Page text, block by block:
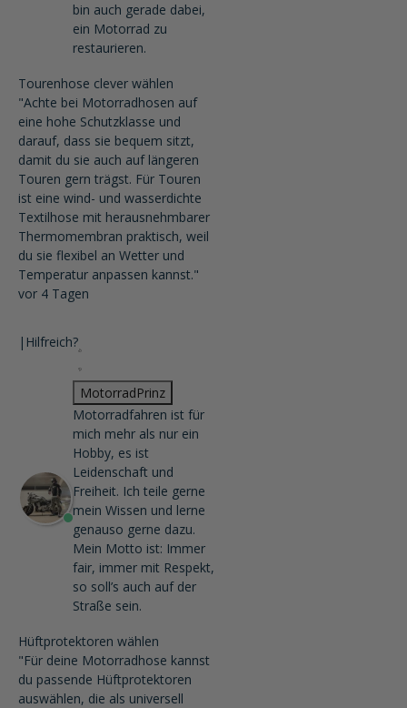
bin auch gerade dabei,
ein Motorrad zu
restaurieren.
Tourenhose clever wählen
"Achte bei Motorradhosen auf
eine hohe Schutzklasse und
darauf, dass sie bequem sitzt,
damit du sie auch auf längeren
Touren gern trägst. Für Touren
ist eine wind- und wasserdichte
Textilhose mit herausnehmbarer
Thermomembran praktisch, weil
du sie flexibel an Wetter und
Temperatur anpassen kannst."
vor 4 Tagen
| Hilfreich?
MotorradPrinz
Motorradfahren ist für
mich mehr als nur ein
Hobby, es ist
Leidenschaft und
Freiheit. Ich teile gerne
mein Wissen und lerne
genauso gerne dazu.
Mein Motto ist: Immer
fair, immer mit Respekt,
so soll’s auch auf der
Straße sein.
Hüftprotektoren wählen
"Für deine Motorradhose kannst
du passende Hüftprotektoren
auswählen, die als universell